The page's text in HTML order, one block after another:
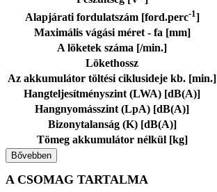
Alapjárati fordulatszám [ford.perc-1]
Maximális vágási méret - fa [mm]
A löketek száma [/min.]
Lökethossz
Az akkumulátor töltési ciklusideje kb. [min.]
Hangteljesítményszint (LWA) [dB(A)]
Hangnyomásszint (LpA) [dB(A)]
Bizonytalanság (K) [dB(A)]
Tömeg akkumulátor nélkül [kg]
Bővebben
A CSOMAG TARTALMA